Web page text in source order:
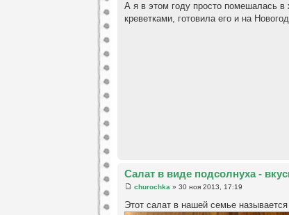
А я в этом году просто помешалась
креветками, готовила его и на
Салат в виде подсолнуха -
churochka » 30 ноя 2013, 17:19
Этот салат в нашей семье